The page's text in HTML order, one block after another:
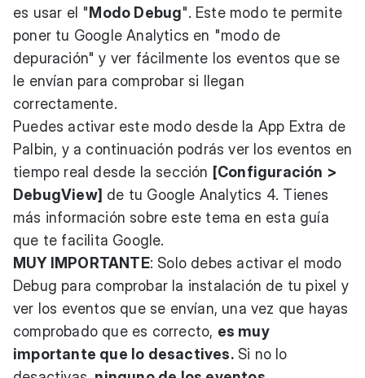
es usar el " Modo Debug". Este modo te permite
poner tu Google Analytics en "modo de
depuración" y ver fácilmente los eventos que se
le envían para comprobar si llegan
correctamente.
Puedes activar este modo desde la App Extra de
Palbin, y a continuación podrás ver los eventos en
tiempo real desde la sección [Configuración >
DebugView] de tu Google Analytics 4. Tienes
más información sobre este tema en esta guía
que te facilita Google.
MUY IMPORTANTE: Solo debes activar el modo
Debug para comprobar la instalación de tu pixel y
ver los eventos que se envían, una vez que hayas
comprobado que es correcto, es muy
importante que lo desactives.Si no lo